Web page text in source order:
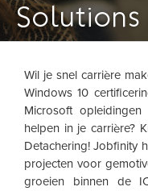
formulier
Wil je snel carrière
Windows 10
Microsoft
helpen in je carrière?
Detachering! Jobfinity
projecten voor
groeien binnen de